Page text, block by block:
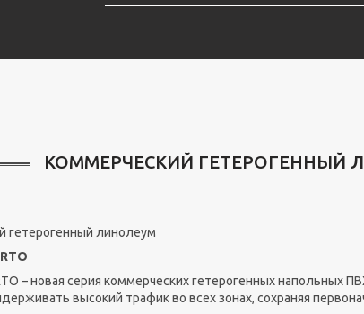
КОММЕРЧЕСКИЙ ГЕТЕРОГЕННЫЙ
гетерогенный линолеум
– новая серия коммерческих гетерогенных
высокий трафик во всех зонах, сохраняя